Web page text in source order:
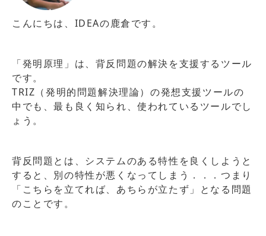
こんにちは、IDEAの鹿倉です。
「発明原理」は、背反問題の解決を支援するツール
です。
TRIZ（発明的問題解決理論）の発想支援ツールの
中でも、最も良く知られ、使われているツールでし
ょう。
背反問題とは、システムのある特性を良くしようと
すると、別の特性が悪くなってしまう．．．つまり
「こちらを立てれば、あちらが立たず」となる問題
のことです。